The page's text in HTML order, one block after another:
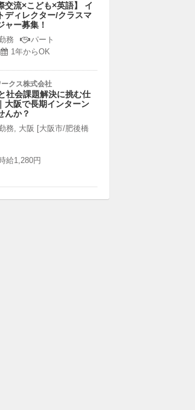
交流×こども×英語】 イ
ディレクター/クラスマ
ャー募集！
務
パート
1年からOK
ークス株式会社
社会課題解決に挑む仕
大阪で長期インターン
んか？
務, 大阪 [大阪市/肥後橋
給1,280円